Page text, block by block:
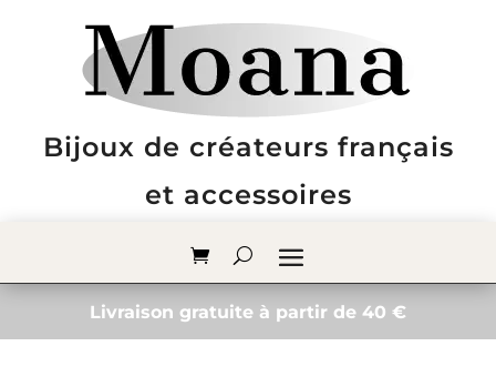
Bijoux de créateurs français
et accessoires
Livraison gratuite à partir de 40 €